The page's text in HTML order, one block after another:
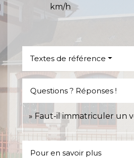
km/h
Textes de référence
Questions ? Réponses !
Faut-il immatriculer un
Pour en savoir plus